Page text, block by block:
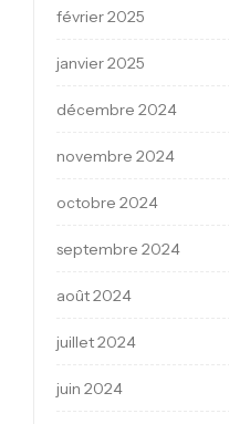
février 2025
janvier 2025
décembre 2024
novembre 2024
octobre 2024
septembre 2024
août 2024
juillet 2024
juin 2024